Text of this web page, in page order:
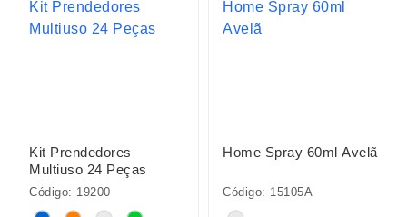
Kit Prendedores
Multiuso 24 Peças
Código: 19200
Home Spray 60ml Avelã
Código: 15105A